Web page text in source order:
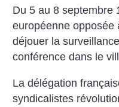
Du 5 au 8 septembre
européenne opposée
déjouer la
conférence dans le
La délégation
syndicalistes